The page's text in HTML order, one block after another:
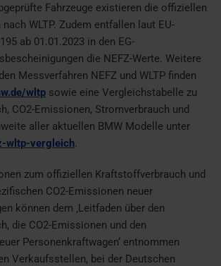
Fahrzeuge existieren die offiziellen
WLTP. Zudem entfallen laut EU-
ab 01.01.2023 in den EG-
die NEFZ-Werte. Weitere
Messverfahren NEFZ und WLTP finden
wltp sowie eine Vergleichstabelle zu
CO2-Emissionen, Stromverbrauch und
aller aktuellen BMW Modelle unter
wltp-vergleich.
zum offiziellen Kraftstoffverbrauch und
CO2-Emissionen neuer
können dem ‚Leitfaden über den
die CO2-Emissionen und den
Personenkraftwagen‘ entnommen
Verkaufsstellen, bei der Deutschen